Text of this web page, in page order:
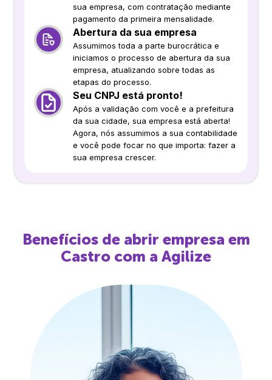
sua empresa, com contratação mediante
pagamento da primeira mensalidade.
Abertura da sua empresa
Assumimos toda a parte burocrática e
iniciamos o processo de abertura da sua
empresa, atualizando sobre todas as
etapas do processo.
Seu CNPJ está pronto!
Após a validação com você e a prefeitura
da sua cidade, sua empresa está aberta!
Agora, nós assumimos a sua contabilidade
e você pode focar no que importa: fazer a
sua empresa crescer.
Benefícios de abrir empresa em
Castro com a Agilize